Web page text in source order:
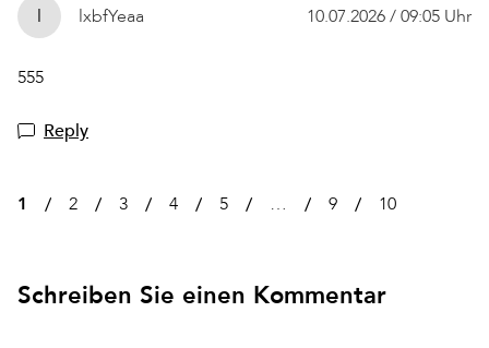
l lxbfYeaa 10.07.2026 / 09:05 Uhr
555
Reply
1 2 3 4 5 … 9 10
Schreiben Sie einen Kommentar